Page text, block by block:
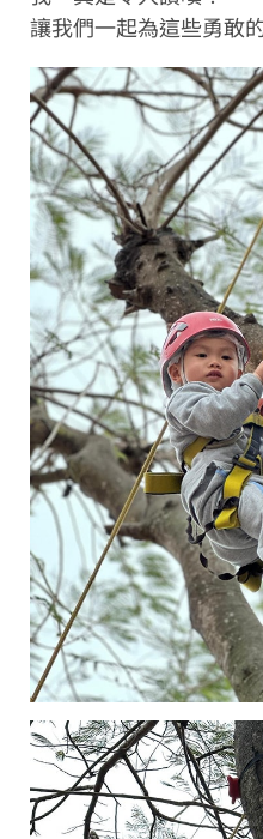
讓我們一起為這些勇敢